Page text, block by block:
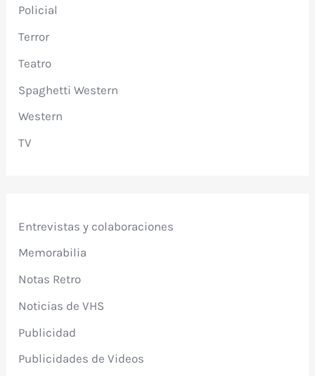
Policial
Terror
Teatro
Spaghetti Western
Western
TV
Entrevistas y colaboraciones
Memorabilia
Notas Retro
Noticias de VHS
Publicidad
Publicidades de Videos